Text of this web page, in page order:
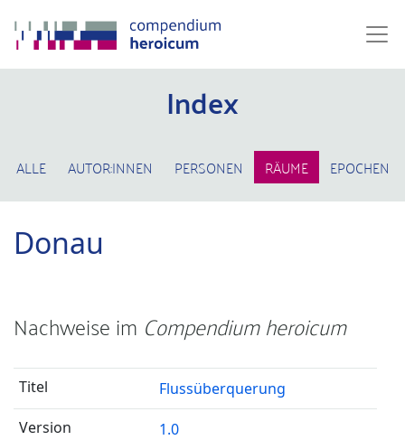
Index
ALLE AUTOR:INNEN PERSONEN RÄUME EPOCHEN
Donau
Nachweise im Compendium heroicum
Flussüberquerung
1.0